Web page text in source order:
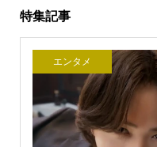
特集記事
エンタメ